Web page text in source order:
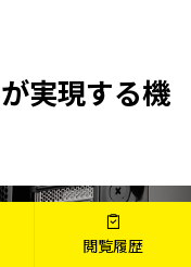
実現する機
閲覧履歴